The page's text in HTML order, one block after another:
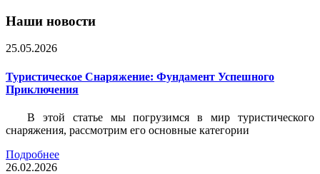
Наши новости
25.05.2026
Туристическое Снаряжение: Фундамент Успешного
Приключения
В этой статье мы погрузимся в мир туристического
снаряжения, рассмотрим его основные категории
Подробнее
26.02.2026